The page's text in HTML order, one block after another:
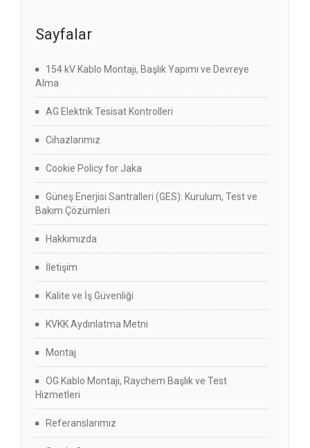
Sayfalar
154 kV Kablo Montajı, Başlık Yapımı ve Devreye
Alma
AG Elektrik Tesisat Kontrolleri
Cihazlarımız
Cookie Policy for Jaka
Güneş Enerjisi Santralleri (GES): Kurulum, Test ve
Bakım Çözümleri
Hakkımızda
İletişim
Kalite ve İş Güvenliği
KVKK Aydınlatma Metni
Montaj
OG Kablo Montajı, Raychem Başlık ve Test
Hizmetleri
Referanslarımız